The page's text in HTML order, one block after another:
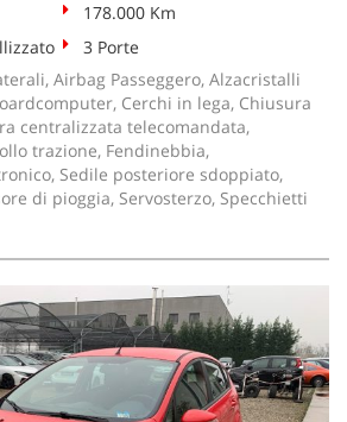
178.000 Km
3 Porte
Airbag Passeggero, Alzacristalli
Cerchi in lega, Chiusura
centralizzata telecomandata,
trazione, Fendinebbia,
Sedile posteriore sdoppiato,
di pioggia, Servosterzo, Specchietti